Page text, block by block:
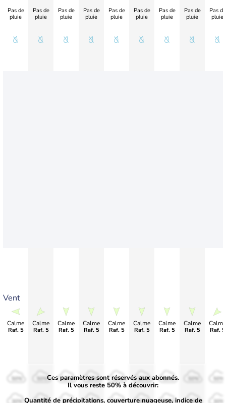
Vent
Pas de
pluie
Calme
Raf. 5
Pas de
pluie
Calme
Raf. 5
Pas de
pluie
Calme
Raf. 5
Pas de
pluie
Calme
Raf. 5
Pas de
pluie
Calme
Raf. 5
Pas de
pluie
Calme
Raf. 5
Pas de
pluie
Calme
Raf. 5
Pas de
pluie
Calme
Raf. 5
Pas de
pluie
Calme
Raf. 5
50%
30%
50%
30%
50%
30%
50%
30%
50%
30%
50%
30%
50%
30% 30% 30%
Ces paramètres sont réservés aux abonnés.
Il vous reste 50% à découvrir:
Quantité de précipitations, couverture nuageuse, indice de